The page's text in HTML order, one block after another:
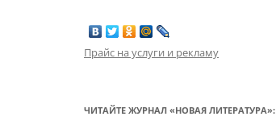
Прайс на услуги и рекламу
ЧИТАЙТЕ ЖУРНАЛ «НОВАЯ ЛИТЕРАТУРА»: